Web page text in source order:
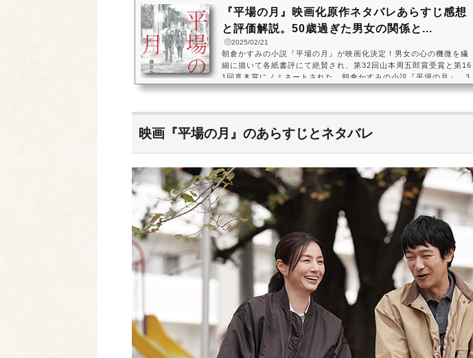
『平場の月』映画化原作ネタバレあらすじ感想
と評価解説。50歳過ぎた男女の関係と...
2025/02/21
朝倉かすみの小説『平場の月』が映画化決定！男女の心の機微を繊
細に描いて各紙書評にて絶賛され、第32回山本周五郎賞受賞と第16
1回直木賞にノミネートされた、朝倉かすみの小説『平場の月』。3
5年振りに再会した中学時代の同級生同士がこれまでの月日を埋め
た。（C）2025 映画『平場の月』製作委員会映画の監督を務めるの
男』（2022）で日本アカデミー賞最優秀脚本賞を受賞した向井康介
映画『平場の月』のあらすじとネタバレ